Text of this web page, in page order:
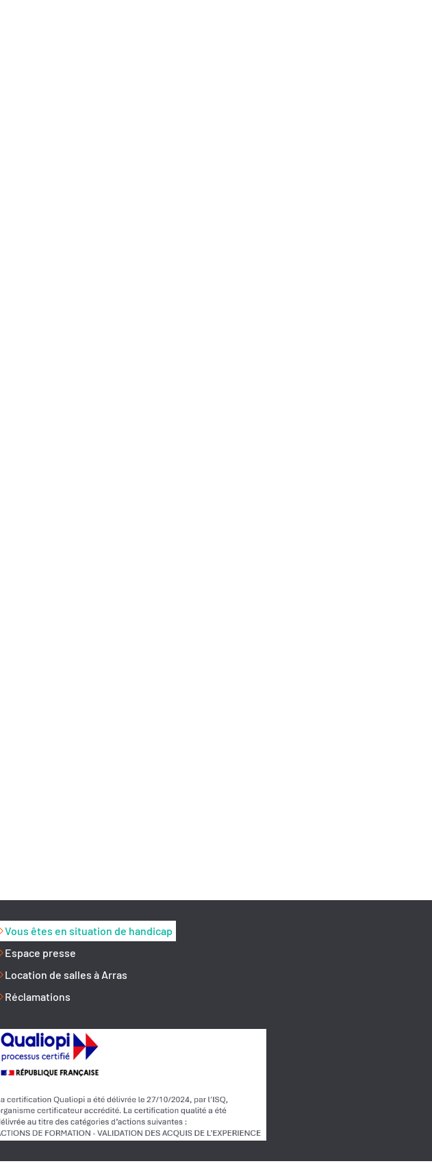
Vous êtes en situation de handicap
Espace presse
Location de salles à Arras
Réclamations